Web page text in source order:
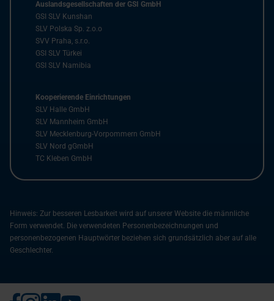
Auslandsgesellschaften der GSI GmbH
GSI SLV Kunshan
SLV Polska Sp. z.o.o
SVV Praha, s.r.o.
GSI SLV Türkei
GSI SLV Namibia
Kooperierende Einrichtungen
SLV Halle GmbH
SLV Mannheim GmbH
SLV Mecklenburg-Vorpommern GmbH
SLV Nord gGmbH
TC Kleben GmbH
Hinweis: Zur besseren Lesbarkeit wird auf unserer Website die männliche
Form verwendet. Die verwendeten Personenbezeichnungen und
personenbezogenen Hauptwörter beziehen sich grundsätzlich aber auf alle
Geschlechter.